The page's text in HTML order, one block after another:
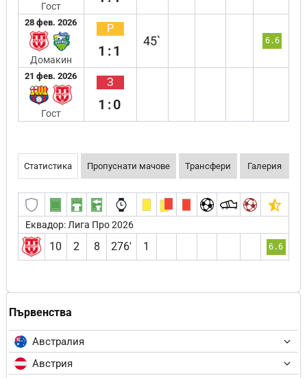
Първенства
Австралия
Австрия
Гост
28 фев. 2026
Домакин
Р
1:1
45` 6.6
21 фев. 2026
Гост
З
1:0
Статистика Пропуснати мачове Трансфери Галерия
Еквадор: Лига Про 2026
10 2 8 276′ 1 6.6